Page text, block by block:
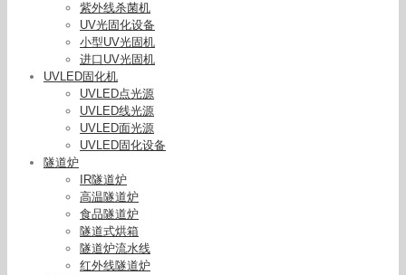
紫外线杀菌机
UV光固化设备
小型UV光固机
进口UV光固机
UVLED固化机
UVLED点光源
UVLED线光源
UVLED面光源
UVLED固化设备
隧道炉
IR隧道炉
高温隧道炉
食品隧道炉
隧道式烘箱
隧道炉流水线
红外线隧道炉